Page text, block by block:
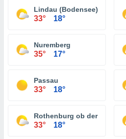
Lindau (Bodensee)
33° 18°
Nuremberg
35° 17°
Passau
33° 18°
Rothenburg ob der Tauber
33° 18°